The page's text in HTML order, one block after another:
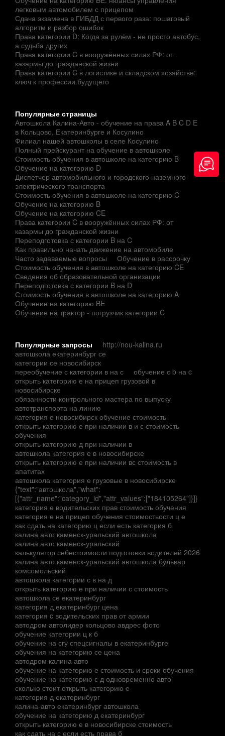
легковым автомобилем с прицепом
Сдача экзамена в ГИБДД с первого раза: пошаговый
алгоритм и разбор ошибок
Права категории D: Когда за рулём - не просто автобус,
а судьба других
Права категории C в вооружённых силах РФ: от
казармы до гражданской жизни
Права категории C в логистике и складском хозяйстве:
ключ к профессии будущего
Популярные страницы
Автошкола Калина-Авто - обучение на права A B C D E
в Кольцово, Екатеринбурге и Косулино
Филиал нашей автошколы в селе Косулино
Полный прейскурант на обучение в автошколе
Стоимость обучения в автошколе на категорию B
Обучение на категорию D
Диспетчер автомобильного и городского наземного
электрического транспорта
Стоимость обучения в автошколе на категорию C
Обучение на категорию B
Обучение на категорию CE
Права категории C в вооружённых силах РФ: от
казармы до гражданской жизни
Переподготовка с категории B на C
Как правильно начать движение на автомобиле
Часто задаваемые вопросы
Обучение в рассрочку
Стоимость обучения в автошколе на категорию CE
Сведения об образовательной организации
Переподготовка с категории B на D
Стоимость обучения в автошколе на категорию A
Обучение на категорию BE
Обучение на трактор - погрузчик категории C
Популярные запросы
http://nou-kalina.ru
автошкола екатеринбург се
категории се новосибирск
переобучение с категории в на с
обучение с b на c
открыть категорию е на прицеп грузовой в
новосибирске
обязанности контрольного мастера по выпуску
автотранспорта на линию
категория е новосибирск обучение стоимость
открыть категорию е при наличии в и с стоимость
обучения
открыть категорию д при наличии в
автошкола категория е в новосибирске
открыть категорию е при наличии вс стоимость в
апатитах
автошкола категория е грузовые в новосибирске
{"text":"автошкола","what":
[{"attr_name":"category_id","attr_values":["184105264"]}]}
категория е водительских прав стоимость обучения
категория е на прицеп обучения стоимостьости ц е
как сдать на категорию ц если есть категория б
калина авто каменск-уральский автошкола
калина авто каменск-уральский
калькулятор себестоимости подготовки водителей 2026
калина авто каменск-уральский автошкола бульвар
комсомольский
автошкола категории с в на д
открыть категорию е при наличии с стоимость
автошкола се екатеринбург
категория д екатеринбург цена
категория c водительских прав от армии
автодром автолидер кольцово авдрес фото
обучение категории ц к б
обучение на сгу спецсигналы в екатеринбурге
обучения на категорию се цена
автодром калина авто
обучение на категорию е стоимость и сроки обучения
обучение на категорию с д одновременно авто
сколько стоит открыть категорию е
категория д екатеринбург
калина-авто екатеринбург автошкола
обучение на категорию д екатеринбург
открыть категорию е в новосибирске стоимость
как сдать на с если есть права б